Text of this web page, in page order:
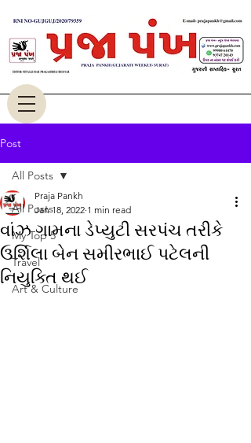
Post
All Posts
My Top 5
Travel
Art & Culture
All Posts
વાંઝ ગામના ડેપ્યુટી સરપંચ તરીકે
ઉર્શિલા બેન સમીરભાઈ પટેલની
નિયુક્તિ થઈ
Praja Pankh
Jan 18, 2022 1 min read